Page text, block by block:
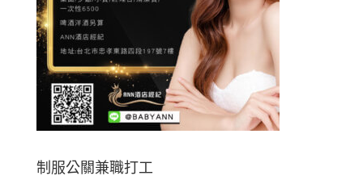
制服公關兼職打工